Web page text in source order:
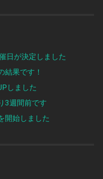
が決定しました
果です！
しました
週間前です
始しました